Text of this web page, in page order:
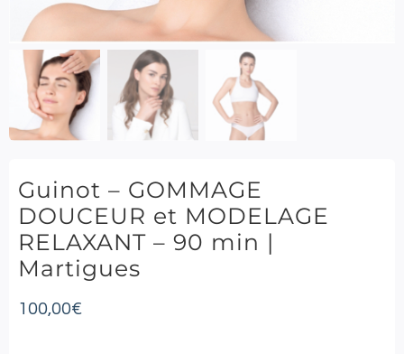
Guinot – GOMMAGE
DOUCEUR et MODELAGE
RELAXANT – 90 min |
Martigues
100,00€